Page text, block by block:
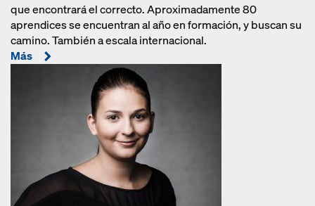
que encontrará el correcto. Aproximadamente 80
aprendices se encuentran al año en formación, y buscan su
camino. También a escala internacional.
Más